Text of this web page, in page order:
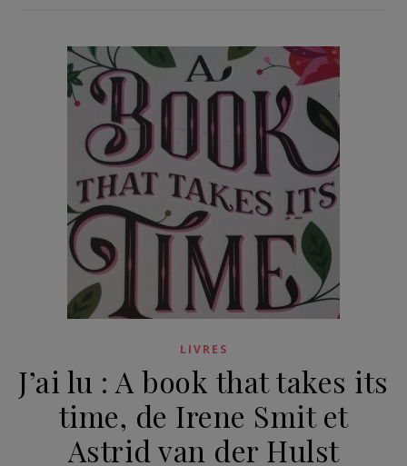
LIVRES
J’ai lu : A book that takes its
time, de Irene Smit et
Astrid van der Hulst